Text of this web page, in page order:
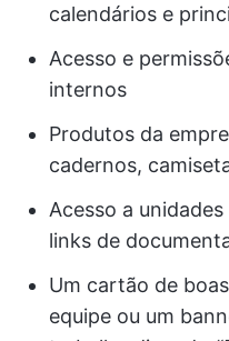
calendários e
Acesso e
internos
Produtos da
cadernos,
Acesso a
links de
Um cartão de
equipe ou um